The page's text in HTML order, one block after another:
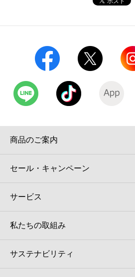
自転車シェアリング（店舗限定）
モバイルバッテリーシェアリング（店
セブン-イレブンの歴史
商品のご案内
セール・キャンペーン
サービス
私たちの取組み
サステナビリティ